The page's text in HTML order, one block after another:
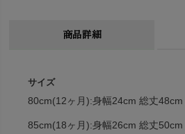
商品詳細
サイズ
80cm(12ヶ月):身幅24cm 総丈
85cm(18ヶ月):身幅26cm 総丈